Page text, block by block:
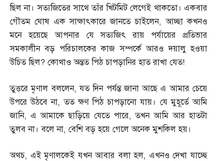
ছিল না। সত্যজিতের সাথে তাঁর খিটমিট লেগেই থাকতো। একবার
গৌতম ঘোষ এক সাক্ষাৎকারে জানতে চাইলেন,আচ্ছা কখনও
মনে হয়েছে আপনার যে সত্যজিৎ রায় পর্যায়ের প্রতিভার
সমকালীন বড় পরিচালকের কাজ সম্পর্কে আরও দয়ালু হওয়া
উচিত ছিল? কোথাও অন্তত পিঠ চাপড়ানির হাত রাখা যেত!
তুত্তরে মৃণাল বললেন,যত দিন পর্যন্ত জানা আছে এ আমার চেয়ে
উপরে উঠবে না,তত ক্ষণ পিঠ চাপড়ানো যায়। যে মুহূর্তে আমি
জানি, এ আমাকে ছাড়িয়ে যেতে পারে,তখন আমি আর হাতটা
তুলব না। বলে না, বেশি বড় হয়ে গেলে অনেক মুশকিল হয়।
অথচ, এই মৃণালকেই যখন আবার বলা হল, এখনও দেখা যাচ্ছে